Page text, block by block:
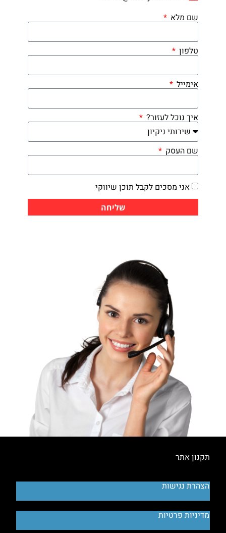
שם מלא
טלפון
אימייל
איך נוכל לעזור?
שם העסק
אני מסכים לקבל תוכן שיווקי
שליחה
תקנון אתר
הצהרת נגישות
מדיניות פרטיות